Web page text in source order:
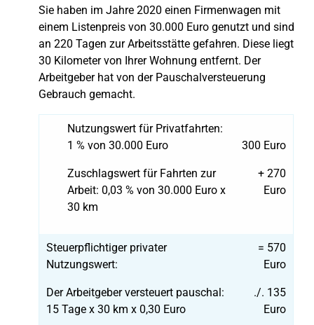
Sie haben im Jahre 2020 einen Firmenwagen mit
einem Listenpreis von 30.000 Euro genutzt und sind
an 220 Tagen zur Arbeitsstätte gefahren. Diese liegt
30 Kilometer von Ihrer Wohnung entfernt. Der
Arbeitgeber hat von der Pauschalversteuerung
Gebrauch gemacht.
Nutzungswert für Privatfahrten:
1 % von 30.000 Euro
Zuschlagswert für Fahrten zur
Arbeit: 0,03 % von 30.000 Euro x
30 km
300 Euro
+ 270
Euro
Steuerpflichtiger privater
Nutzungswert:
Der Arbeitgeber versteuert pauschal:
15 Tage x 30 km x 0,30 Euro
= 570
Euro
./. 135
Euro